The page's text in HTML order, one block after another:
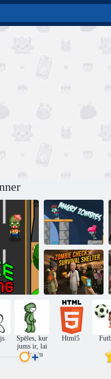
Dusmīgs
Zombies
Zombiju
pārbaude:
izdzīvošanas
patversme
Spēles, kur
jums ir, lai
palaistu
Html5